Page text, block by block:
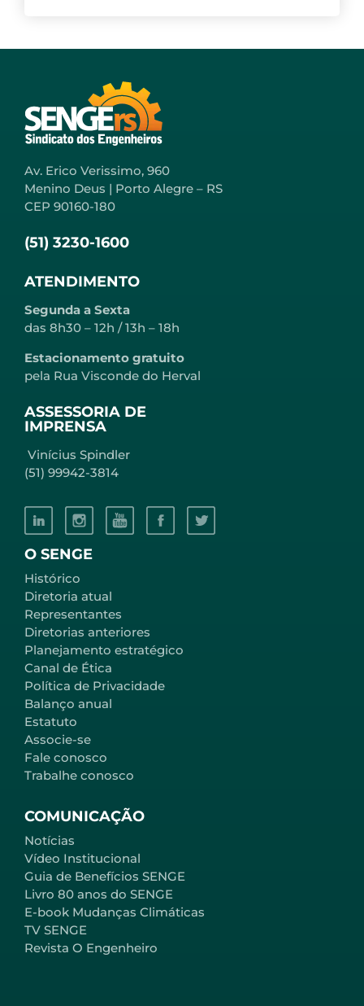
O SENGE
Histórico
Diretoria atual
Representantes
Diretorias anteriores
Planejamento estratégico
Canal de Ética
Política de Privacidade
Balanço anual
Estatuto
Associe-se
Fale conosco
Trabalhe conosco
COMUNICAÇÃO
Notícias
Vídeo Institucional
Guia de Benefícios SENGE
Livro 80 anos do SENGE
E-book Mudanças Climáticas
TV SENGE
Revista O Engenheiro
Av. Erico Verissimo, 960
Menino Deus | Porto Alegre – RS
CEP 90160-180
(51) 3230-1600
ATENDIMENTO
Segunda a Sexta
das 8h30 – 12h / 13h – 18h
Estacionamento gratuito
pela Rua Visconde do Herval
ASSESSORIA DE
IMPRENSA
Vinícius Spindler
(51) 99942-3814